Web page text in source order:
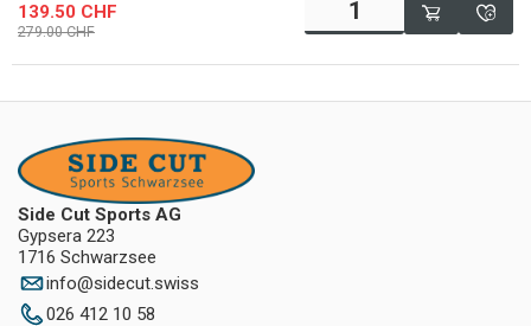
139.50 CHF
279.00 CHF
Side Cut Sports AG
Gypsera 223
1716 Schwarzsee
info@sidecut.swiss
026 412 10 58